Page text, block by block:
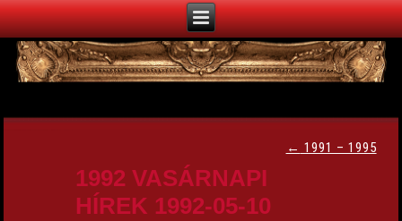
← 1991 – 1995
1992 VASÁRNAPI
HÍREK 1992-05-10